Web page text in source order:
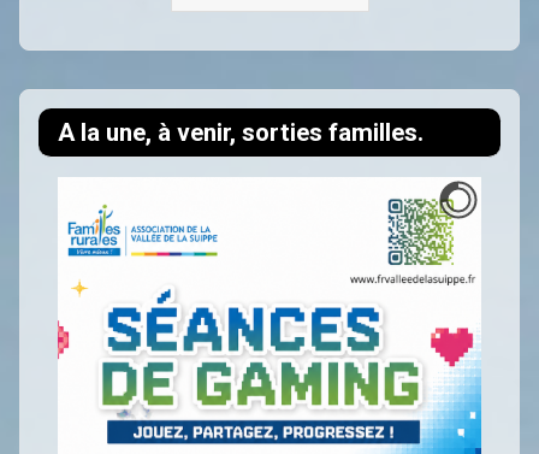
A la une, à venir, sorties familles.